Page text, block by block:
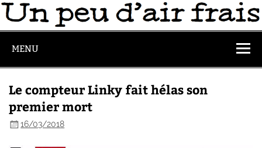
MENU
Le compteur Linky fait hélas son
premier mort
16/03/2018